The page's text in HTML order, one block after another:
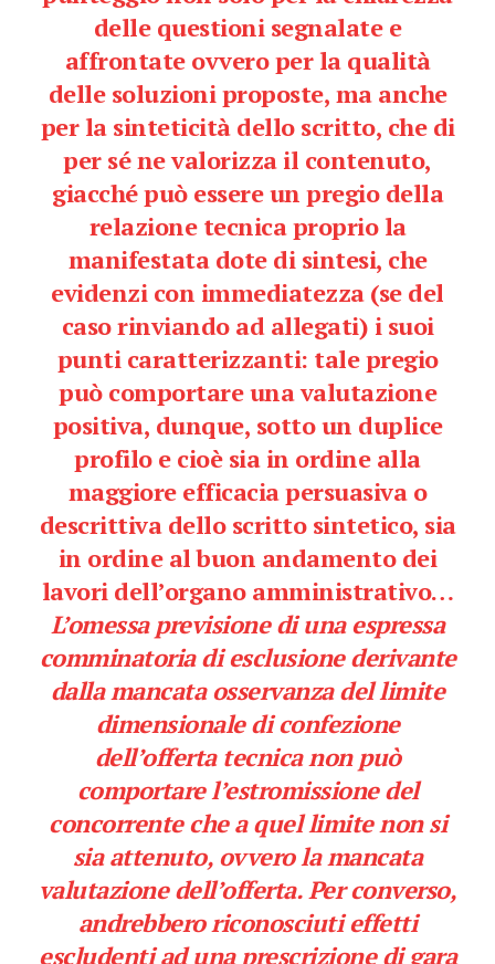
delle questioni segnalate e
affrontate ovvero per la qualità
delle soluzioni proposte, ma anche
per la sinteticità dello scritto, che di
per sé ne valorizza il contenuto,
giacché può essere un pregio della
relazione tecnica proprio la
manifestata dote di sintesi, che
evidenzi con immediatezza (se del
caso rinviando ad allegati) i suoi
punti caratterizzanti: tale pregio
può comportare una valutazione
positiva, dunque, sotto un duplice
profilo e cioè sia in ordine alla
maggiore efficacia persuasiva o
descrittiva dello scritto sintetico, sia
in ordine al buon andamento dei
lavori dell’organo amministrativo…
L’omessa previsione di una espressa
comminatoria di esclusione derivante
dalla mancata osservanza del limite
dimensionale di confezione
dell’offerta tecnica non può
comportare l’estromissione del
concorrente che a quel limite non si
sia attenuto, ovvero la mancata
valutazione dell’offerta. Per converso,
andrebbero riconosciuti effetti
escludenti ad una prescrizione di gara